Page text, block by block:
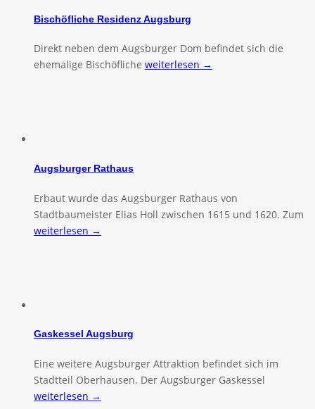
Bischöfliche Residenz Augsburg
Direkt neben dem Augsburger Dom befindet sich die
ehemalige Bischöfliche weiterlesen →
Augsburger Rathaus
Erbaut wurde das Augsburger Rathaus von
Stadtbaumeister Elias Holl zwischen 1615 und 1620. Zum
weiterlesen →
Gaskessel Augsburg
Eine weitere Augsburger Attraktion befindet sich im
Stadtteil Oberhausen. Der Augsburger Gaskessel
weiterlesen →